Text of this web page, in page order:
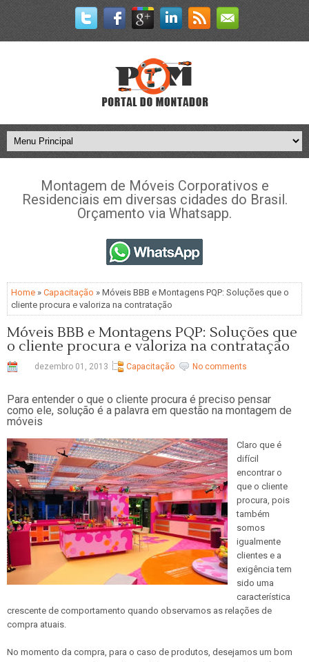
Montagem de Móveis Corporativos e
Residenciais em diversas cidades do Brasil.
Orçamento via Whatsapp.
Home » Capacitação » Móveis BBB e Montagens PQP: Soluções que o
cliente procura e valoriza na contratação
Móveis BBB e Montagens PQP: Soluções que
o cliente procura e valoriza na contratação
dezembro 01, 2013 Capacitação No comments
Para entender o que o cliente procura é preciso pensar
como ele, solução é a palavra em questão na montagem de
móveis
Claro que é
difícil
encontrar o
que o cliente
procura, pois
também
somos
igualmente
clientes e a
exigência tem
sido uma
característica
crescente de comportamento quando observamos as relações de
compra atuais.
No momento da compra, para o caso de produtos, desejamos um bom